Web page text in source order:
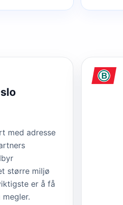
med adresse
større miljø
er å få